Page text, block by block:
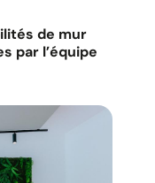
de mur
par l’équipe